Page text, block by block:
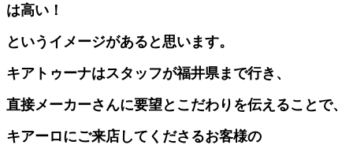
は高い！
というイメージがあると思います。
キアトゥーナはスタッフが福井県まで行き、
直接メーカーさんに要望とこだわりを伝えることで、
キアーロにご来店してくださるお客様の